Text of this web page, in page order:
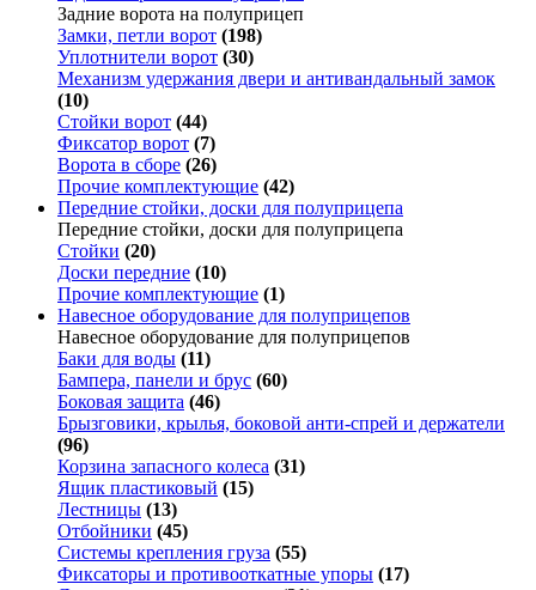
Задние ворота на полуприцеп
Замки, петли ворот (198)
Уплотнители ворот (30)
Механизм удержания двери и антивандальный замок
(10)
Стойки ворот (44)
Фиксатор ворот (7)
Ворота в сборе (26)
Прочие комплектующие (42)
Передние стойки, доски для полуприцепа
Передние стойки, доски для полуприцепа
Стойки (20)
Доски передние (10)
Прочие комплектующие (1)
Навесное оборудование для полуприцепов
Навесное оборудование для полуприцепов
Баки для воды (11)
Бампера, панели и брус (60)
Боковая защита (46)
Брызговики, крылья, боковой анти-спрей и держатели
(96)
Корзина запасного колеса (31)
Ящик пластиковый (15)
Лестницы (13)
Отбойники (45)
Системы крепления груза (55)
Фиксаторы и противооткатные упоры (17)